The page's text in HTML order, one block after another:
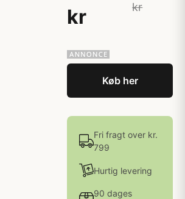
kr
kr
Køb her
Fri fragt over kr.
799
Hurtig levering
90 dages